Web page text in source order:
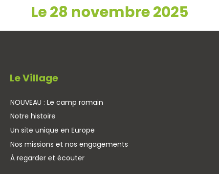
Le 28 novembre 2025
Le Village
NOUVEAU : Le camp romain
Notre histoire
Un site unique en Europe
Nos missions et nos engagements
À regarder et écouter